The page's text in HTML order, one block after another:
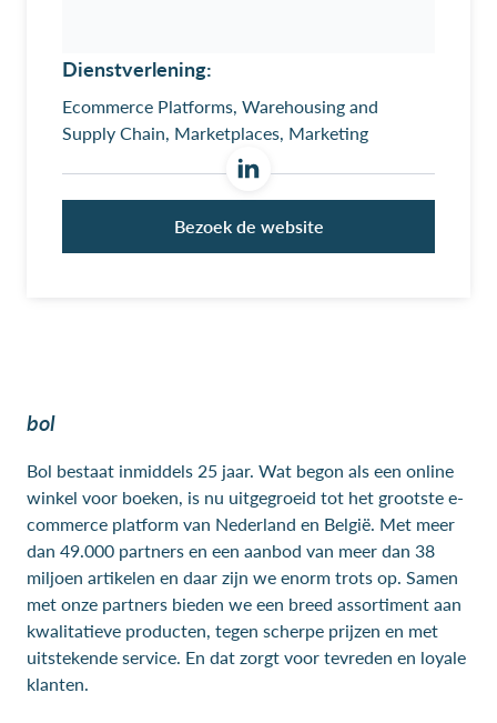
Dienstverlening:
Ecommerce Platforms, Warehousing and
Supply Chain, Marketplaces, Marketing
Bezoek de website
bol
Bol bestaat inmiddels 25 jaar. Wat begon als een online
winkel voor boeken, is nu uitgegroeid tot het grootste e-
commerce platform van Nederland en België. Met meer
dan 49.000 partners en een aanbod van meer dan 38
miljoen artikelen en daar zijn we enorm trots op. Samen
met onze partners bieden we een breed assortiment aan
kwalitatieve producten, tegen scherpe prijzen en met
uitstekende service. En dat zorgt voor tevreden en loyale
klanten.